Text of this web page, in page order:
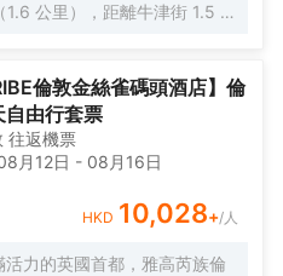
公里），距離牛津街 1.5 英
能讓您在旅途中找到家的舒
倫敦金絲雀碼頭酒店】倫
由行套票
往返機票
月12日 - 08月16日
HKD 10,028+/人
力的英國首都，雅高芮族倫